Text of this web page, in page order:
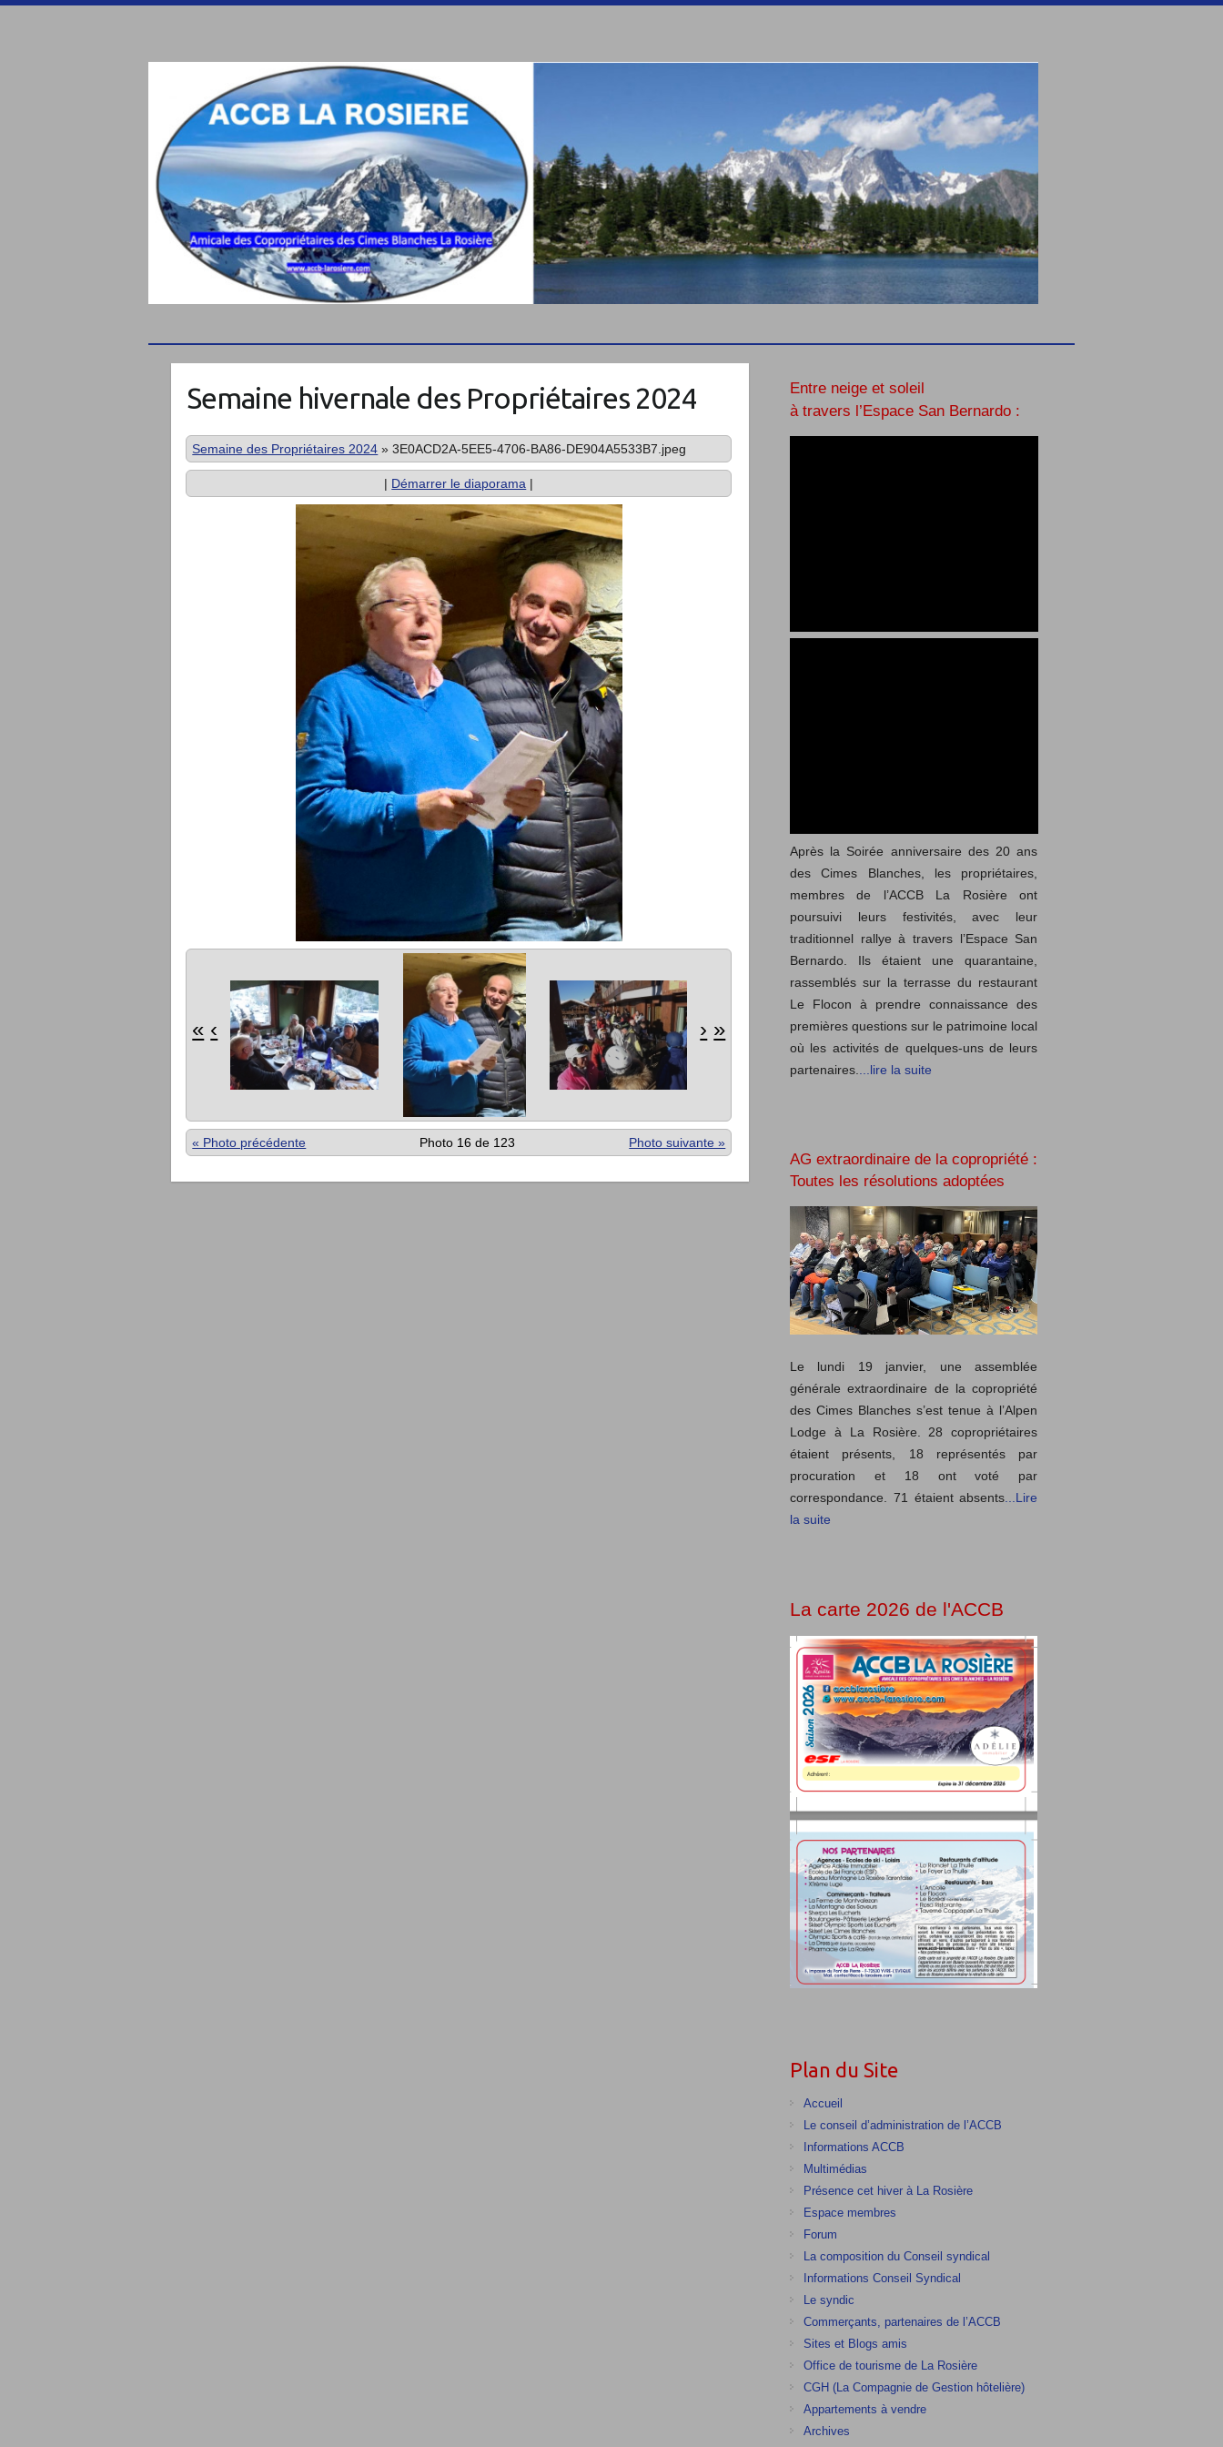
Semaine hivernale des Propriétaires 2024
Semaine des Propriétaires 2024 »3E0ACD2A-5EE5-4706-BA86-DE904A5533B7.jpeg
| Démarrer le diaporama |
« ‹ › »
« Photo précédente Photo suivante »
Photo 16 de 123
Entre neige et soleil
à travers l’Espace San Bernardo :
Après la Soirée anniversaire des 20 ans
des Cimes Blanches, les propriétaires,
membres de l’ACCB La Rosière ont
poursuivi leurs festivités, avec leur
traditionnel rallye à travers l’Espace San
Bernardo. Ils étaient une quarantaine,
rassemblés sur la terrasse du restaurant
Le Flocon à prendre connaissance des
premières questions sur le patrimoine local
où les activités de quelques-uns de leurs
partenaires.
...lire la suite
AG extraordinaire de la copropriété :
Toutes les résolutions adoptées
Le lundi 19 janvier, une assemblée
générale extraordinaire de la copropriété
des Cimes Blanches s’est tenue à l’Alpen
Lodge à La Rosière. 28 copropriétaires
étaient présents, 18 représentés par
procuration et 18 ont voté par
correspondance. 71 étaient absents ...Lire
la suite
La carte 2026 de l'ACCB
Plan du Site
Accueil
Le conseil d’administration de l’ACCB
Informations ACCB
Multimédias
Présence cet hiver à La Rosière
Espace membres
Forum
La composition du Conseil syndical
Informations Conseil Syndical
Le syndic
Commerçants, partenaires de l’ACCB
Sites et Blogs amis
Office de tourisme de La Rosière
CGH (La Compagnie de Gestion hôtelière)
Appartements à vendre
Archives